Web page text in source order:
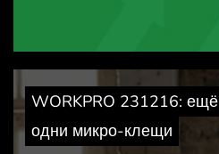
WORKPRO 231216: ещё
одни микро-клещи